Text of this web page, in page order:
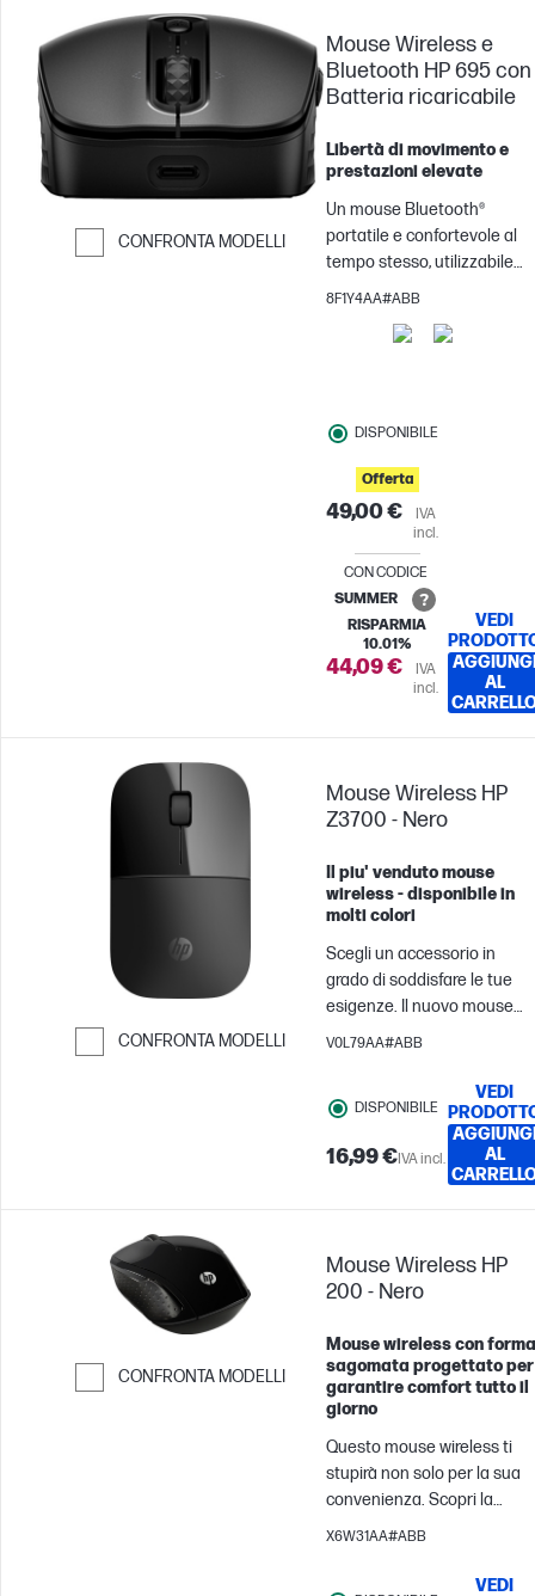
CONFRONTA MODELLI
Mouse Wireless e
Bluetooth HP 695 con
Batteria ricaricabile
Libertà di movimento e
prestazioni elevate
Un mouse Bluetooth®
portatile e confortevole al
tempo stesso, utilizzabile
ovunque e ricaricabile con il
La ricarica wireless Qi[2] e la
al caricatore. Garantisce
connettività istantanea e
trasparente con un
di tre dispositivi e semplifica
la personalizzazione con sei
pulsanti programmabili[1].
8F1Y4AA#ABB
DISPONIBILE
Offerta
49,00 €
IVA
incl.
CON CODICE
SUMMER
RISPARMIA
10.01%
44,09 €
IVA
incl.
VEDI
AL
CONFRONTA MODELLI
Mouse Wireless HP
Z3700 - Nero
Il piu' venduto mouse
wireless - disponibile in
molti colori
Scegli un accessorio in
grado di soddisfare le tue
esigenze. Il nuovo mouse
wireless[1] è stato creato
lavorare con grande stile. È
funzionale. È pratico. È di
V0L79AA#ABB
DISPONIBILE
16,99 €IVA incl.
VEDI
AL
CONFRONTA MODELLI
Mouse Wireless HP
200 - Nero
Mouse wireless con forma
sagomata progettato per
garantire comfort tutto il
giorno
Questo mouse wireless ti
stupirà non solo per la sua
convenienza. Scopri la
libertà di lavorare e creare
struttura sagomata, adatta
X6W31AA#ABB
VEDI